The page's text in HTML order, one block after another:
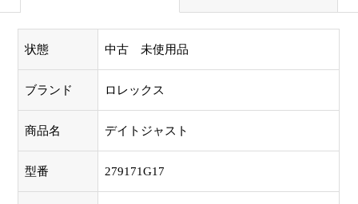
状態 中古 未使用品
ブランド ロレックス
商品名 デイトジャスト
型番 279171G17